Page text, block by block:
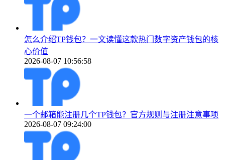
怎么介绍TP钱包？一文读懂这款热门数字资产钱包的核
心价值
2026-08-07 10:56:58
一个邮箱能注册几个TP钱包？官方规则与注册注意事项
2026-08-07 09:24:00